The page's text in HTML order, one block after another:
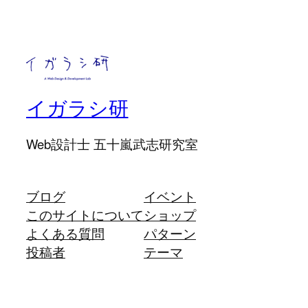
イガラシ研
Web設計士 五十嵐武志研究室
ブログ
このサイトについて
よくある質問
投稿者
イベント
ショップ
パターン
テーマ